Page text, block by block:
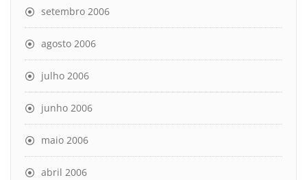
setembro 2006
agosto 2006
julho 2006
junho 2006
maio 2006
abril 2006